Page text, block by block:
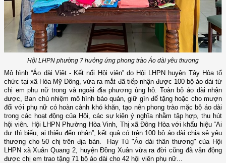
Hội LHPN phường 7 hưởng ứng phong trào Áo dài yêu thương
Mô hình “Áo dài Việt - Kết nối Hội viên” do Hội LHPN huyện Tây Hòa tổ
chức tại xã Hòa Mỹ Đông,vừa ra mắt đã tiếp nhận được 100 bộ áo dàitừ
chị em phụ nữ trong và ngoài địa phương ủng hộ. Toàn bộ áo dài nhận
được, Ban chủ nhiệm mô hình bảo quản, giữ gìn để tặng hoặc cho mượn
đối với phụ nữ có hoàn cảnh khó khăn, tạo nên phong trào mặc bộ áo dài
trong các hoạt động của Hội, các sự kiện ý nghĩa nhằm tập hợp, thu hút
hội viên. Hội LHPN Phường Hòa Vinh, Thị xã Đông Hòa với khẩu hiệu “Ai
dư thì biếu, ai thiếu đến nhận”, kết quả có trên 100 bộ áo dài chia sẻ yêu
thương cho 50 chị trên địa bàn.
HayTủ "Áo dài thân thương" của Hội
LHPN xã Xuân Quang 2, huyện Đồng Xuân vừa ra đời cũng đã vận động
được chị em trao tặng 71 bộ áo dài cho 42 hội viên phụ nữ.